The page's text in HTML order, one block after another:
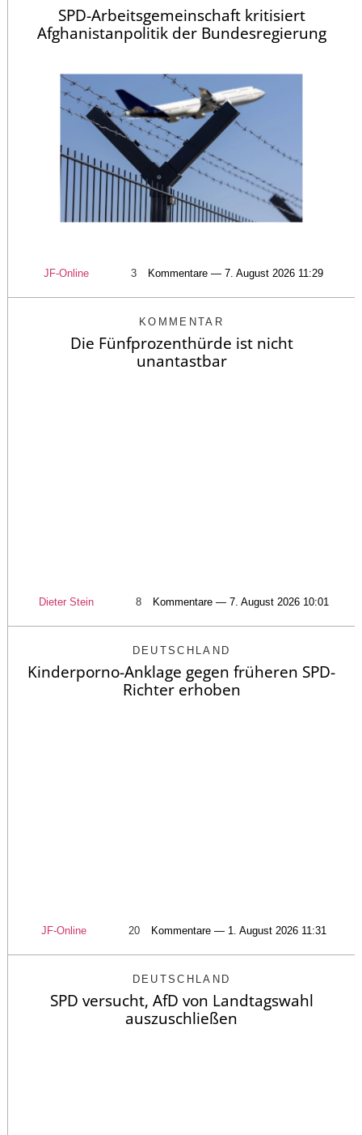
SPD-Arbeitsgemeinschaft kritisiert
Afghanistanpolitik der Bundesregierung
JF-Online 3 Kommentare — 7. August 2026 11:29
KOMMENTAR
Die Fünfprozenthürde ist nicht
unantastbar
Dieter Stein 8 Kommentare — 7. August 2026 10:01
DEUTSCHLAND
Kinderporno-Anklage gegen früheren SPD-
Richter erhoben
JF-Online 20 Kommentare — 1. August 2026 11:31
DEUTSCHLAND
SPD versucht, AfD von Landtagswahl
auszuschließen